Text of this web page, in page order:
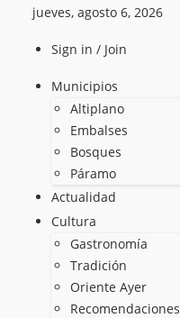
jueves, agosto 6, 2026
Sign in / Join
Municipios
Altiplano
Embalses
Bosques
Páramo
Actualidad
Cultura
Gastronomía
Tradición
Oriente Ayer
Recomendaciones